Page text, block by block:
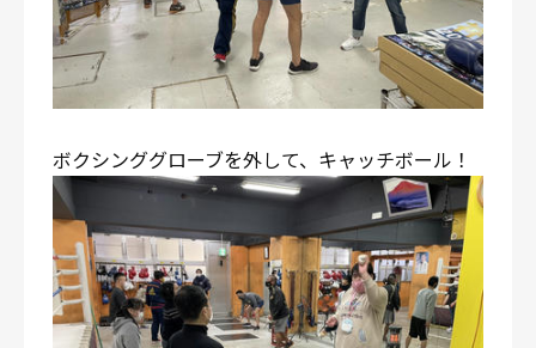
ボクシンググローブを外して、キャッチボール！